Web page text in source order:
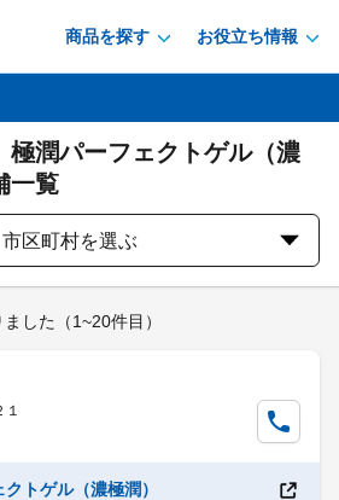
商品を探す お役立ち情報
潤パーフェクトゲル（濃
一覧
市区町村を選ぶ
した （1~20件目）
１
トゲル（濃極潤）